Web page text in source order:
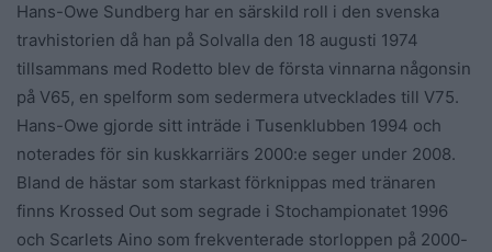
Hans-Owe Sundberg har en särskild roll i den svenska
travhistorien då han på Solvalla den 18 augusti 1974
tillsammans med Rodetto blev de första vinnarna någonsin
på V65, en spelform som sedermera utvecklades till V75.
Hans-Owe gjorde sitt inträde i Tusenklubben 1994 och
noterades för sin kuskkarriärs 2000:e seger under 2008.
Bland de hästar som starkast förknippas med tränaren
finns Krossed Out som segrade i Stochampionatet 1996
och Scarlets Aino som frekventerade storloppen på 2000-